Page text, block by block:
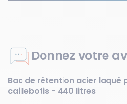
Donnez votre
Bac de rétention acier laqué
caillebotis - 440 litres